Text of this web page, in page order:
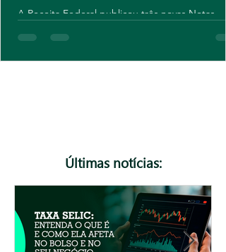
A Receita Federal publicou três novas Notas
validação atualizadas e novos campos para
contribuintes do IBS e da CBS. Embora o ajuste
Últimas notícias: